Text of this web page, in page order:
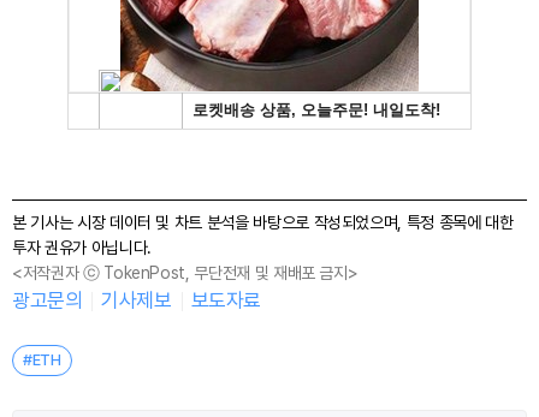
본 기사는 시장 데이터 및 차트 분석을 바탕으로 작성되었으며, 특정 종목에 대한
투자 권유가 아닙니다.
<저작권자 ⓒ TokenPost, 무단전재 및 재배포 금지>
광고문의 기사제보 보도자료
#ETH